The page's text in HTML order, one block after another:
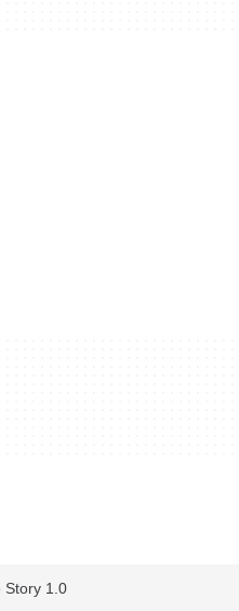
Story 1.0